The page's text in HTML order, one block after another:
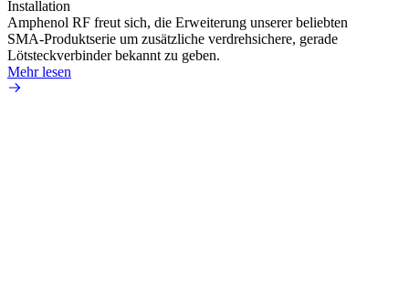
Installation
Amphenol RF freut sich, die Erweiterung unserer beliebten
SMA-Produktserie um zusätzliche verdrehsichere, gerade
Lötsteckverbinder bekannt zu geben.
Mehr lesen